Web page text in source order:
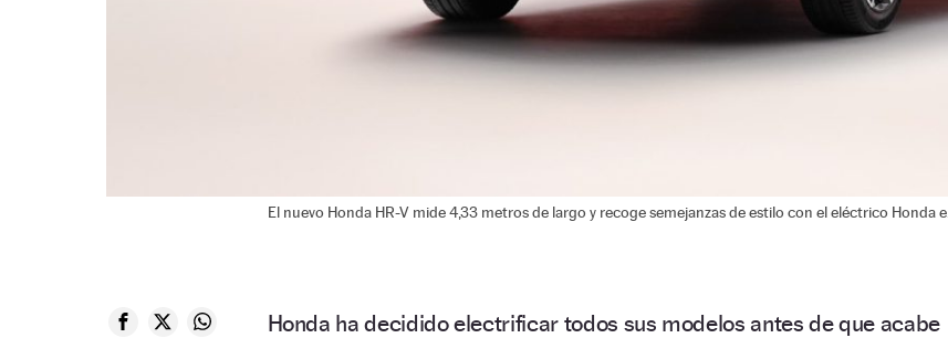
El nuevo Honda HR-V mide 4,33 metros de largo y recoge semejanzas de estilo con el eléctrico Honda e.
Honda ha decidido electrificar todos sus modelos antes de que acabe